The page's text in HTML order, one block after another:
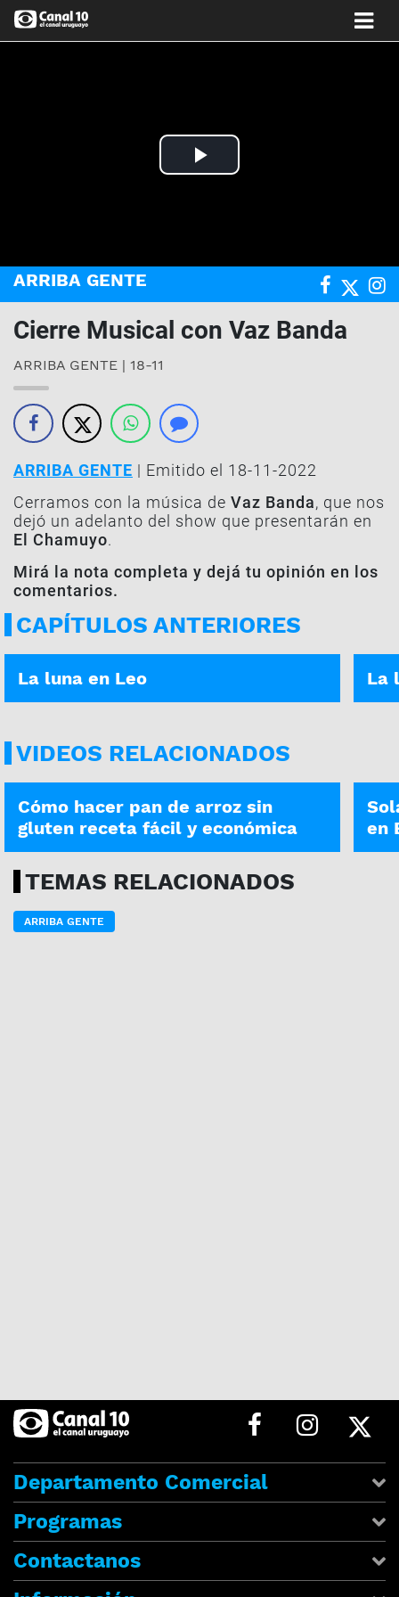
Play
ARRIBA GENTE
Cierre Musical con Vaz Banda
ARRIBA GENTE | 18-11
ARRIBA GENTE | Emitido el 18-11-2022
Cerramos con la música de Vaz Banda, que nos
dejó un adelanto del show que presentarán en
El Chamuyo.
Mirá la nota completa y dejá tu opinión en los
comentarios.
CAPÍTULOS ANTERIORES
ASÍ ES TU DÍA | 05-01-2026
La luna en Leo La
VIDEOS RELACIONADOS
LA MAÑANA EN CASA | 04-08
Cómo hacer pan de arroz sin
gluten receta fácil y económica
en
TEMAS RELACIONADOS
ARRIBA GENTE
Departamento Comercial
Programas
Contactanos